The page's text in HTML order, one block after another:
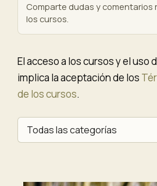
Comparte dudas y comentarios
los cursos.
El acceso a los cursos y el uso
implica la aceptación de los
de los cursos.